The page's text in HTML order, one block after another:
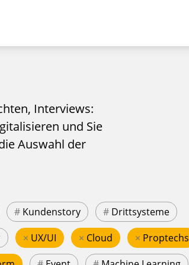
Interviews:
und Sie
Auswahl der
# Kundenstory # Drittsysteme
× UX/UI × Cloud × Proptechs